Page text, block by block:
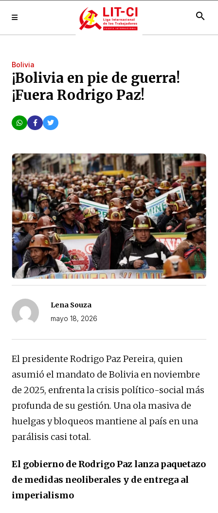
search
Bolivia
¡Bolivia en pie de guerra!
¡Fuera Rodrigo Paz!
Lena Souza
mayo 18, 2026
El presidente Rodrigo Paz Pereira, quien
asumió el mandato de Bolivia en noviembre
de 2025, enfrenta la crisis político-social más
profunda de su gestión. Una ola masiva de
huelgas y bloqueos mantiene al país en una
parálisis casi total.
El gobierno de Rodrigo Paz lanza paquetazo
de medidas neoliberales y de entrega al
imperialismo